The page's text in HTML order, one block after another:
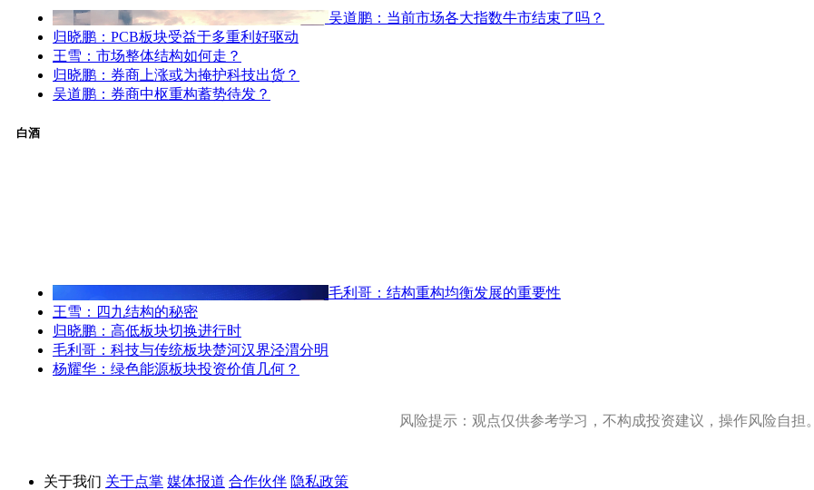
吴道鹏：当前市场各大指数牛市结束了吗？
归晓鹏：PCB板块受益于多重利好驱动
王雪：市场整体结构如何走？
归晓鹏：券商上涨或为掩护科技出货？
吴道鹏：券商中枢重构蓄势待发？
白酒
毛利哥：结构重构均衡发展的重要性
王雪：四九结构的秘密
归晓鹏：高低板块切换进行时
毛利哥：科技与传统板块楚河汉界泾渭分明
杨耀华：绿色能源板块投资价值几何？
风险提示：观点仅供参考学习，不构成投资建议，操作风险自担。
关于我们 关于点掌 媒体报道 合作伙伴 隐私政策